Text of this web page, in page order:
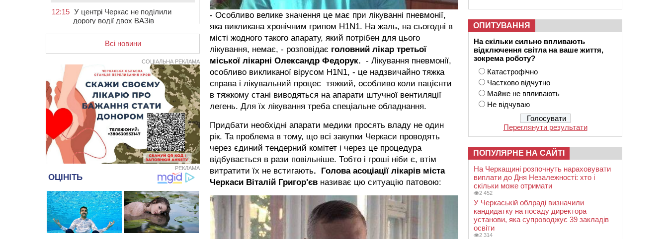
- Особливо велике значення це має при лікуванні пневмонії,
яка викликана хронічним грипом Н1N1. На жаль, на сьогодні в
місті жодного такого апарату, який потрібен для цього
лікування, немає, - розповідає головний лікар третьої
міської лікарні Олександр Федорук. - Лікування пневмонії,
особливо викликаної вірусом Н1N1, - це надзвичайно тяжка
справа і лікувальний процес тяжкий, особливо коли пацієнти
в тяжкому стані виводяться на апарати штучної вентиляції
легень. Для їх лікування треба спеціальне обладнання.
Придбати необхідні апарати медики просять владу не один
рік. Та проблема в тому, що всі закупки Черкаси проводять
через єдиний тендерний комітет і через це процедура
відбувається в рази повільніше. Тобто і гроші ніби є, втім
витратити їх не встигають. Голова асоціації лікарів міста
Черкаси Віталій Григор'єв називає цю ситуацію патовою:
12:15 У центрі Черкас не поділили
дорогу водії двох ВАЗів
11:29 У Черкасах до середини серпня
обмежать рух транспорту на трьох
вулицях
10:54 На Черкащині кількість укриттів
збільшилась уп’ятеро з початку
повномасштабної війни
10:15
У Черкасах водій Audi Q5
спричинив аварію, не пропустивши
інший кросовер
09:42 “Черкасиводоканал” пропонує
підвищити тарифи на воду та
водовідведення з 2027 року
09:08 Встановити гойдалки, карусель і
закупити іграшки: у Черкасах
просять покращити умови в
дитсадку
08:22 “На щиті” у Чорнобаївську
громаду повертається полеглий
біля Кліщіївки воїн
Всі новини
СОЦІАЛЬНА РЕКЛАМА
РЕКЛАМА
ОПИТУВАННЯ
На скільки сильно впливають
відключення світла на ваше життя,
зокрема роботу?
Катастрофічно
Частково відчутно
Майже не впливають
Не відчуваю
Переглянути результати
ПОПУЛЯРНЕ НА САЙТІ
На Черкащині розпочнуть нараховувати
виплати до Дня Незалежності: хто і
скільки може отримати
2 452
У Черкаській облраді визначили
кандидатку на посаду директора
установи, яка супроводжує 39 закладів
освіти
2 314